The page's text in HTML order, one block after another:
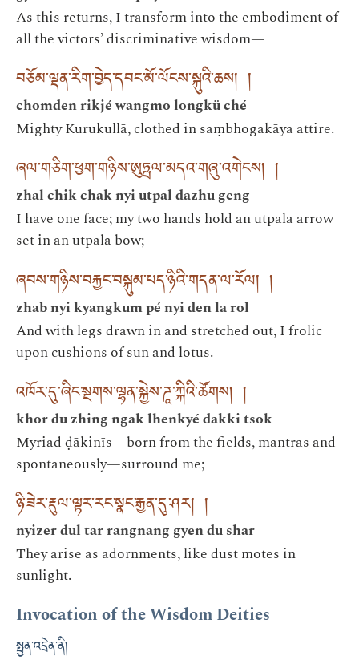
As this returns, I transform into the embodiment of
all the victors’ discriminative wisdom—
བཅོམ་ལྡན་རིག་བྱེད་དབང་མོ་ལོངས་སྐུའི་ཆས། །
chomden rikjé wangmo longkü ché
Mighty Kurukullā, clothed in saṃbhogakāya attire.
ཞལ་གཅིག་ཕྱག་གཉིས་ཨུཏྤལ་མདའ་གཞུ་འགེངས། །
zhal chik chak nyi utpal dazhu geng
I have one face; my two hands hold an utpala arrow
set in an utpala bow;
ཞབས་གཉིས་བརྐྱང་བསྐུམ་པད་ཉིའི་གདན་ལ་རོལ། །
zhab nyi kyangkum pé nyi den la rol
And with legs drawn in and stretched out, I frolic
upon cushions of sun and lotus.
འཁོར་དུ་ཞིང་སྔགས་ལྷན་སྐྱེས་ཌཱ་ཀྐིའི་ཚོགས། །
khor du zhing ngak lhenkyé dakki tsok
Myriad ḍākinīs—born from the fields, mantras and
spontaneously—surround me;
ཉི་ཟེར་རྡུལ་ལྟར་རང་སྣང་རྒྱན་དུ་ཤར། །
nyizer dul tar rangnang gyen du shar
They arise as adornments, like dust motes in
sunlight.
Invocation of the Wisdom Deities
སྤྱན་འདྲེན་ནི།